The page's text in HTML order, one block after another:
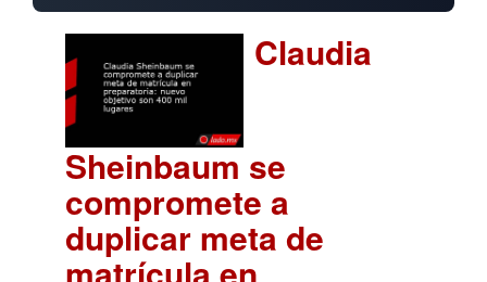
Claudia
Sheinbaum se
compromete a
duplicar meta de